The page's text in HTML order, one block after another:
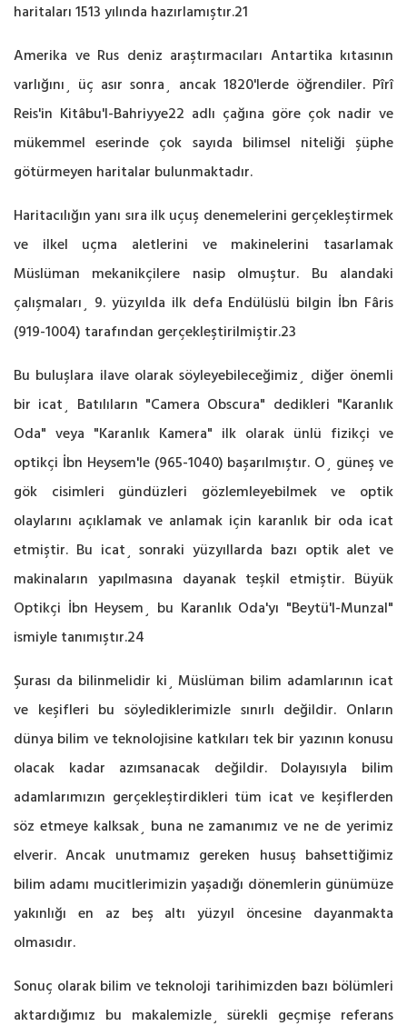
haritaları 1513 yılında hazırlamıştır.21
Amerika ve Rus deniz araştırmacıları Antartika kıtasının
varlığını¸ üç asır sonra¸ ancak 1820'lerde öğrendiler. Pîrî
Reis'in Kitâbu'l-Bahriyye22 adlı çağına göre çok nadir ve
mükemmel eserinde çok sayıda bilimsel niteliği şüphe
götürmeyen haritalar bulunmaktadır.
Haritacılığın yanı sıra ilk uçuş denemelerini gerçekleştirmek
ve ilkel uçma aletlerini ve makinelerini tasarlamak
Müslüman mekanikçilere nasip olmuştur. Bu alandaki
çalışmaları¸ 9. yüzyılda ilk defa Endülüslü bilgin İbn Fâris
(919-1004) tarafından gerçekleştirilmiştir.23
Bu buluşlara ilave olarak söyleyebileceğimiz¸ diğer önemli
bir icat¸ Batılıların "Camera Obscura" dedikleri "Karanlık
Oda" veya "Karanlık Kamera" ilk olarak ünlü fizikçi ve
optikçi İbn Heysem'le (965-1040) başarılmıştır. O¸ güneş ve
gök cisimleri gündüzleri gözlemleyebilmek ve optik
olaylarını açıklamak ve anlamak için karanlık bir oda icat
etmiştir. Bu icat¸ sonraki yüzyıllarda bazı optik alet ve
makinaların yapılmasına dayanak teşkil etmiştir. Büyük
Optikçi İbn Heysem¸ bu Karanlık Oda'yı "Beytü'l-Munzal"
ismiyle tanımıştır.24
Şurası da bilinmelidir ki¸ Müslüman bilim adamlarının icat
ve keşifleri bu söylediklerimizle sınırlı değildir. Onların
dünya bilim ve teknolojisine katkıları tek bir yazının konusu
olacak kadar azımsanacak değildir. Dolayısıyla bilim
adamlarımızın gerçekleştirdikleri tüm icat ve keşiflerden
söz etmeye kalksak¸ buna ne zamanımız ve ne de yerimiz
elverir. Ancak unutmamız gereken husuş bahsettiğimiz
bilim adamı mucitlerimizin yaşadığı dönemlerin günümüze
yakınlığı en az beş altı yüzyıl öncesine dayanmakta
olmasıdır.
Sonuç olarak bilim ve teknoloji tarihimizden bazı bölümleri
aktardığımız bu makalemizle¸ sürekli geçmişe referans